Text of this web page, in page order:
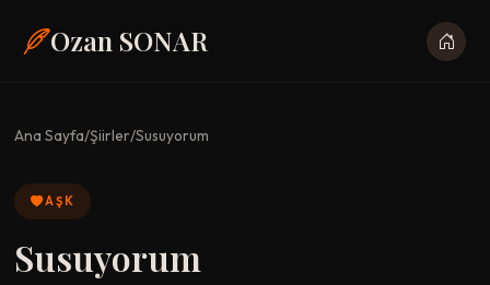
Ozan SONAR
Ana Sayfa/Şiirler/Susuyorum
AŞK
Susuyorum